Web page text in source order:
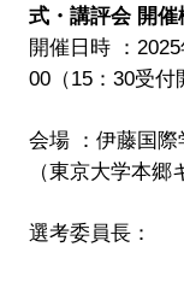
式・講評会 開催
開催日時 ：
00（15：30受付
会場 ：伊藤国
（東京大学本郷
選考委員長：